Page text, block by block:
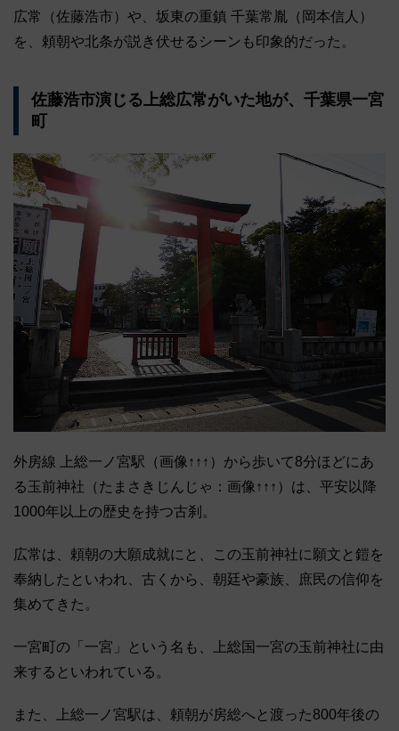
広常（佐藤浩市）や、坂東の重鎮 千葉常胤（岡本信人）
を、頼朝や北条が説き伏せるシーンも印象的だった。
佐藤浩市演じる上総広常がいた地が、千葉県一宮
町
外房線 上総一ノ宮駅（画像↑↑↑）から歩いて8分ほどにあ
る玉前神社（たまさきじんじゃ：画像↑↑↑）は、平安以降
1000年以上の歴史を持つ古刹。
広常は、頼朝の大願成就にと、この玉前神社に願文と鎧を
奉納したといわれ、古くから、朝廷や豪族、庶民の信仰を
集めてきた。
一宮町の「一宮」という名も、上総国一宮の玉前神社に由
来するといわれている。
また、上総一ノ宮駅は、頼朝が房総へと渡った800年後の